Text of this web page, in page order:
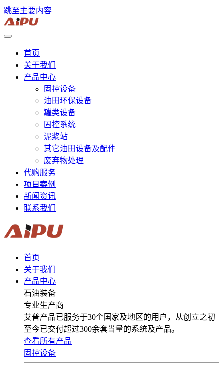
跳至主要内容
首页
关于我们
产品中心
固控设备
油田环保设备
罐类设备
固控系统
泥浆站
其它油田设备及配件
废弃物处理
代购服务
项目案例
新闻资讯
联系我们
首页
关于我们
产品中心
石油装备
专业生产商
艾普产品已服务于30个国家及地区的用户，从创立之初
至今已交付超过300余套当量的系统及产品。
查看所有产品
固控设备